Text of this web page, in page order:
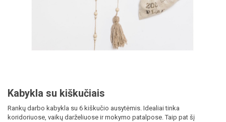
Kabykla su kiškučiais
Rankų darbo kabykla su 6 kiškučio ausytėmis. Idealiai tinka
koridoriuose, vaikų darželiuose ir mokymo patalpose. Taip pat šį